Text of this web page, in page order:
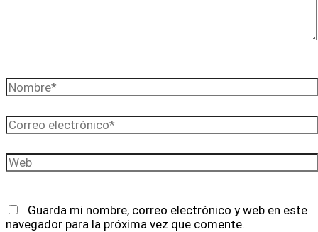
Nombre*
Correo
electrónico*
Web
Guarda mi nombre, correo electrónico y web en este
navegador para la próxima vez que comente.